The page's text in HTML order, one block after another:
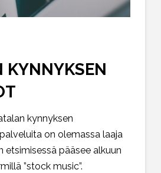
KYNNYKSEN
kynnyksen
on olemassa laaja
etsimisessä pääsee alkuun
”stock music”.